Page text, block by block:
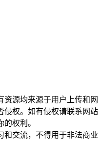
资源均来源于用户上传和网
侵权。如有侵权请联系网站
权利。
和交流，不得用于非法商业